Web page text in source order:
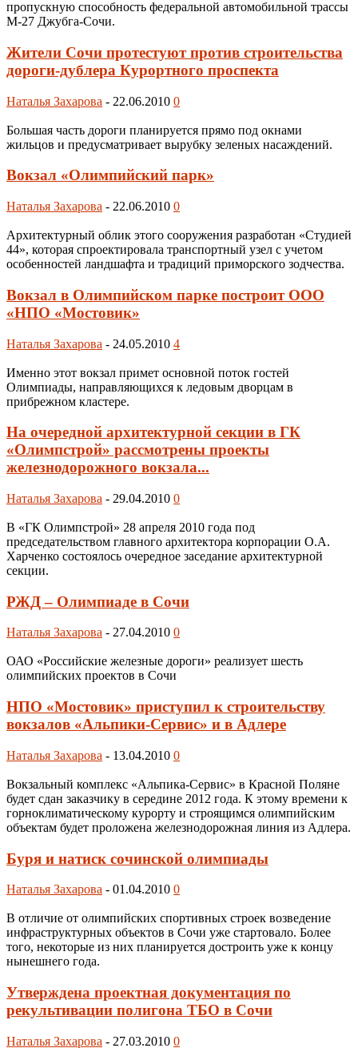
пропускную способность федеральной автомобильной трассы
М-27 Джубга-Сочи.
Жители Сочи протестуют против строительства
дороги-дублера Курортного проспекта
Наталья Захарова - 22.06.2010 0
Большая часть дороги планируется прямо под окнами
жильцов и предусматривает вырубку зеленых насаждений.
Вокзал «Олимпийский парк»
Наталья Захарова - 22.06.2010 0
Архитектурный облик этого сооружения разработан «Студией
44», которая спроектировала транспортный узел с учетом
особенностей ландшафта и традиций приморского зодчества.
Вокзал в Олимпийском парке построит ООО
«НПО «Мостовик»
Наталья Захарова - 24.05.2010 4
Именно этот вокзал примет основной поток гостей
Олимпиады, направляющихся к ледовым дворцам в
прибрежном кластере.
На очередной архитектурной секции в ГК
«Олимпстрой» рассмотрены проекты
железнодорожного вокзала...
Наталья Захарова - 29.04.2010 0
В «ГК Олимпстрой» 28 апреля 2010 года под
председательством главного архитектора корпорации О.А.
Харченко состоялось очередное заседание архитектурной
секции.
РЖД – Олимпиаде в Сочи
Наталья Захарова - 27.04.2010 0
ОАО «Российские железные дороги» реализует шесть
олимпийских проектов в Сочи
НПО «Мостовик» приступил к строительству
вокзалов «Альпики-Сервис» и в Адлере
Наталья Захарова - 13.04.2010 0
Вокзальный комплекс «Альпика-Сервис» в Красной Поляне
будет сдан заказчику в середине 2012 года. К этому времени к
горноклиматическому курорту и строящимся олимпийским
объектам будет проложена железнодорожная линия из Адлера.
Буря и натиск сочинской олимпиады
Наталья Захарова - 01.04.2010 0
В отличие от олимпийских спортивных строек возведение
инфраструктурных объектов в Сочи уже стартовало. Более
того, некоторые из них планируется достроить уже к концу
нынешнего года.
Утверждена проектная документация по
рекультивации полигона ТБО в Сочи
Наталья Захарова - 27.03.2010 0